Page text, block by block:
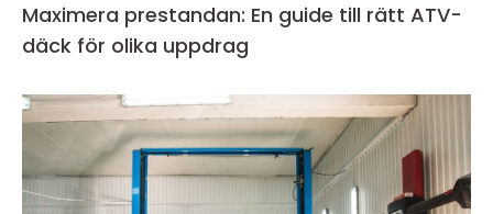
Maximera prestandan: En guide till rätt ATV-
däck för olika uppdrag